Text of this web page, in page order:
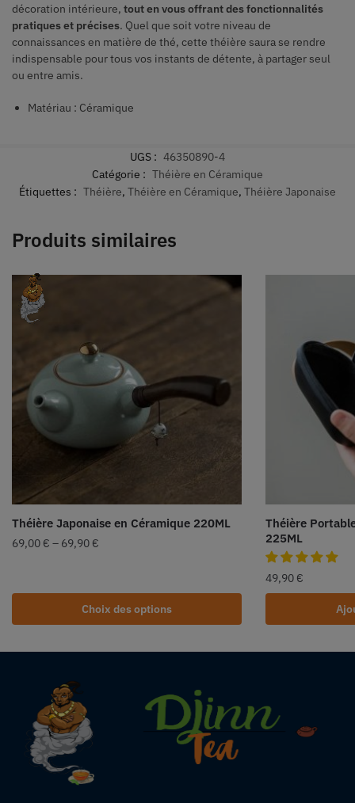
décoration intérieure, tout en vous offrant des fonctionnalités
pratiques et précises. Quel que soit votre niveau de
connaissances en matière de thé, cette théière saura se rendre
indispensable pour tous vos instants de détente, à partager seul
ou entre amis.
Matériau : Céramique
UGS : 46350890-4
Catégorie : Théière en Céramique
Étiquettes : Théière, Théière en Céramique, Théière Japonaise
Produits similaires
Théière Japonaise en Céramique 220ML
69,00 € – 69,90 €
Choix des options
Théière
225ML
49,90 €